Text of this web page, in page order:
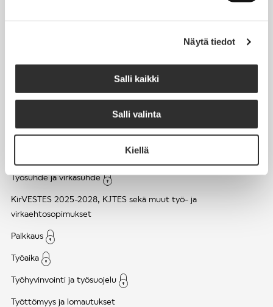
Näytä tiedot
Salli kaikki
Salli valinta
Kiellä
JOBI
TYÖELÄMÄOPAS
Työsuhde ja virkasuhde
KirVESTES 2025-2028, KJTES sekä muut työ- ja
virkaehtosopimukset
Palkkaus
Työaika
Työhyvinvointi ja työsuojelu
Työttömyys ja lomautukset